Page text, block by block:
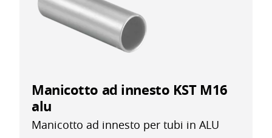
Manicotto ad innesto KST M16
alu
Manicotto ad innesto per tubi in ALU